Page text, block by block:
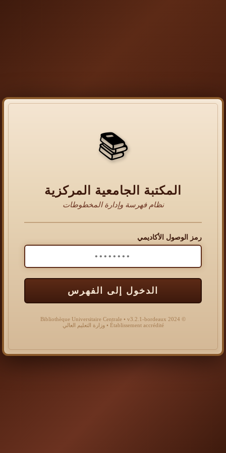
📚
المكتبة الجامعية المركزية
نظام فهرسة وإدارة المخطوطات
رمز الوصول الأكاديمي
الدخول إلى الفهرس
© 2024 Bibliothèque Universitaire Centrale • v3.2.1-bordeaux
Établissement accrédité • وزارة التعليم العالي